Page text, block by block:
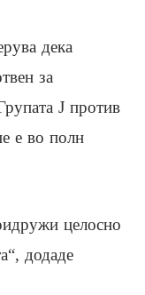
дека
за
Ј против
е во полн
целосно
додаде